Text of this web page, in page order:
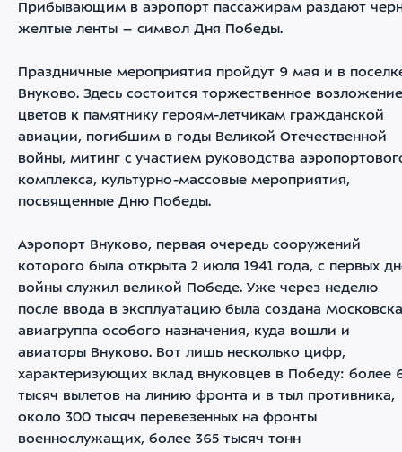
Прибывающим в аэропорт пассажирам раздают
желтые ленты – символ Дня Победы.
Праздничные мероприятия пройдут 9 мая и в
Внуково. Здесь состоится торжественное возложение
цветов к памятнику героям-летчикам гражданской
авиации, погибшим в годы Великой Отечественной
войны, митинг с участием руководства
комплекса, культурно-массовые мероприятия,
посвященные Дню Победы.
Аэропорт Внуково, первая очередь сооружений
которого была открыта 2 июля 1941 года, с первых
войны служил великой Победе. Уже через неделю
после ввода в эксплуатацию была создана
авиагруппа особого назначения, куда вошли и
авиаторы Внуково. Вот лишь несколько цифр,
характеризующих вклад внуковцев в Победу: более
тысяч вылетов на линию фронта и в тыл противника,
около 300 тысяч перевезенных на фронты
военнослужащих, более 365 тысяч тонн